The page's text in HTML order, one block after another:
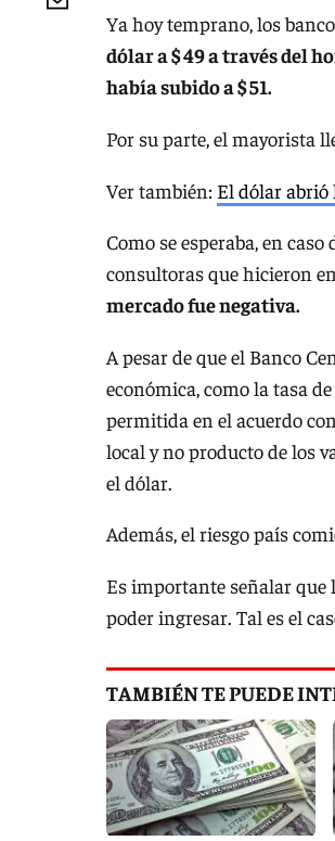
Ya hoy temprano, los
dólar a $ 49 a través del
había subido a $ 51.
Por su parte, el mayorista
Ver también: El dólar abrió
Como se esperaba, en
consultoras que hicieron
mercado fue negativa.
A pesar de que el Banco
económica, como la tasa
permitida en el acuerdo
local y no producto de los
el dólar.
Además, el riesgo país
Es importante señalar que
poder ingresar. Tal es el
TAMBIÉN TE PUEDE